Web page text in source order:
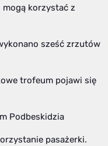
mogą korzystać z
sześć zrzutów
trofeum pojawi się
Podbeskidzia
pasażerki.